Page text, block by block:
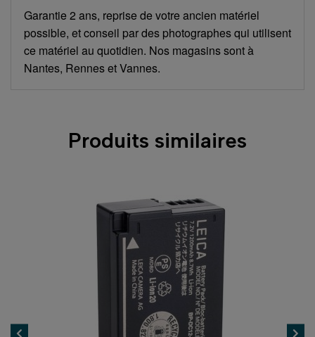
Garantie 2 ans, reprise de votre ancien matériel
possible, et conseil par des photographes qui utilisent
ce matériel au quotidien. Nos magasins sont à
Nantes, Rennes et Vannes.
Produits similaires